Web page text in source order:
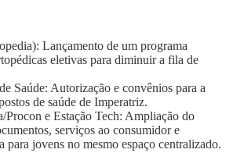
Lançamento de um programa
eletivas para diminuir a fila de
Saúde: Autorização e convênios para a
de saúde de Imperatriz.
e Estação Tech: Ampliação do
serviços ao consumidor e
para jovens no mesmo espaço centralizado.​